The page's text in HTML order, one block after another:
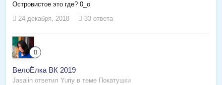
Островистое это где? 0_о
24 декабря, 2018
33 ответа
ВелоЁлка ВК 2019
Jasalin ответил Yuriy в теме Покатушки